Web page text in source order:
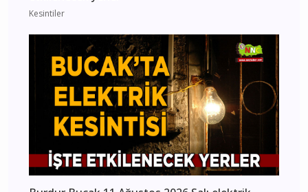
Kesintiler